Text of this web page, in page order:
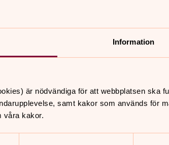
Information
är nödvändiga för att webbplatsen ska
samt kakor som används för
våra kakor.